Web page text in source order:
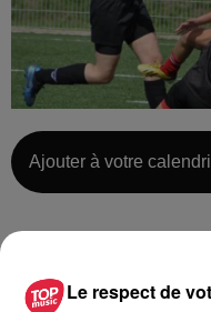
Ajouter à votre
au
Le respect de